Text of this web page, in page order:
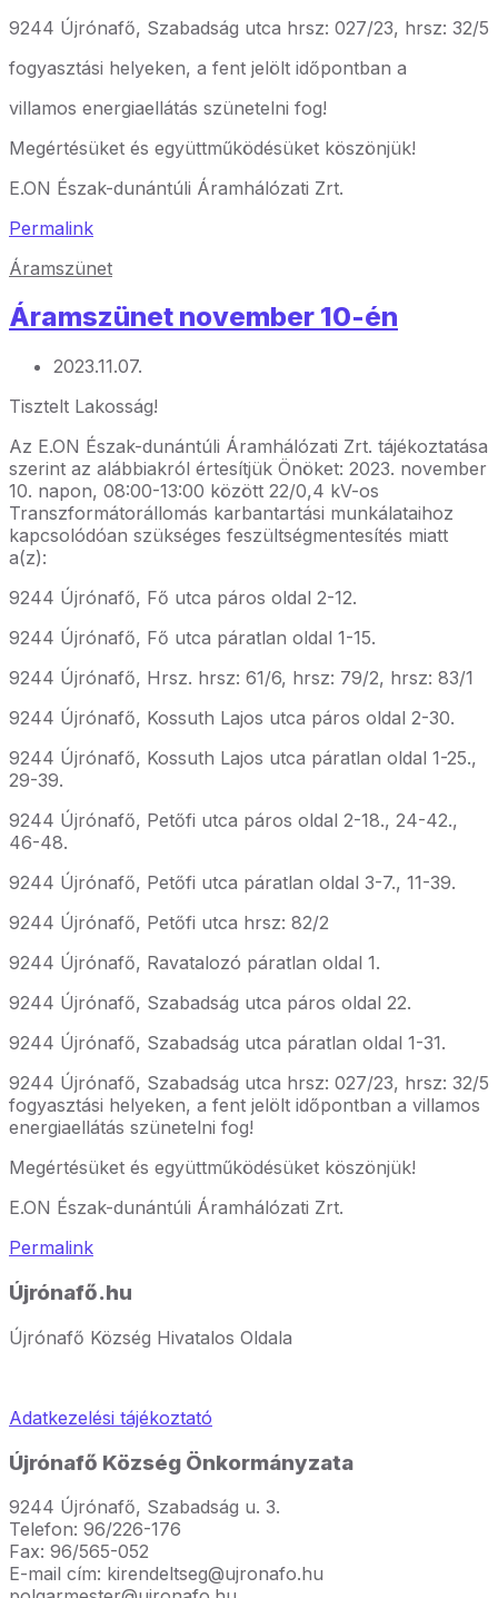
9244 Újrónafő, Szabadság utca hrsz: 027/23, hrsz: 32/5
fogyasztási helyeken, a fent jelölt időpontban a
villamos energiaellátás szünetelni fog!
Megértésüket és együttműködésüket köszönjük!
E.ON Észak-dunántúli Áramhálózati Zrt.
Permalink
Áramszünet
Áramszünet november 10-én
2023.11.07.
Tisztelt Lakosság!
Az E.ON Észak-dunántúli Áramhálózati Zrt. tájékoztatása
szerint az alábbiakról értesítjük Önöket: 2023. november
10. napon, 08:00-13:00 között 22/0,4 kV-os
Transzformátorállomás karbantartási munkálataihoz
kapcsolódóan szükséges feszültségmentesítés miatt
a(z):
9244 Újrónafő, Fő utca páros oldal 2-12.
9244 Újrónafő, Fő utca páratlan oldal 1-15.
9244 Újrónafő, Hrsz. hrsz: 61/6, hrsz: 79/2, hrsz: 83/1
9244 Újrónafő, Kossuth Lajos utca páros oldal 2-30.
9244 Újrónafő, Kossuth Lajos utca páratlan oldal 1-25.,
29-39.
9244 Újrónafő, Petőfi utca páros oldal 2-18., 24-42.,
46-48.
9244 Újrónafő, Petőfi utca páratlan oldal 3-7., 11-39.
9244 Újrónafő, Petőfi utca hrsz: 82/2
9244 Újrónafő, Ravatalozó páratlan oldal 1.
9244 Újrónafő, Szabadság utca páros oldal 22.
9244 Újrónafő, Szabadság utca páratlan oldal 1-31.
9244 Újrónafő, Szabadság utca hrsz: 027/23, hrsz: 32/5
fogyasztási helyeken, a fent jelölt időpontban a villamos
energiaellátás szünetelni fog!
Megértésüket és együttműködésüket köszönjük!
E.ON Észak-dunántúli Áramhálózati Zrt.
Permalink
Újrónafő.hu
Újrónafő Község Hivatalos Oldala
Adatkezelési tájékoztató
Újrónafő Község Önkormányzata
9244 Újrónafő, Szabadság u. 3.
Telefon: 96/226-176
Fax: 96/565-052
E-mail cím: kirendeltseg@ujronafo.hu